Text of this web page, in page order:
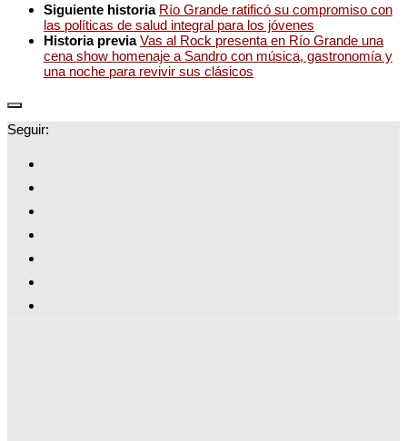
Siguiente historia Río Grande ratificó su compromiso con
las políticas de salud integral para los jóvenes
Historia previaVas al Rock presenta en Río Grande una
cena show homenaje a Sandro con música, gastronomía y
una noche para revivir sus clásicos
Seguir: